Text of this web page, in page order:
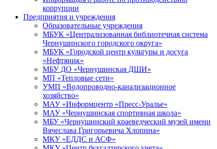
коррупции
Предприятия и учреждения
Образовательные учреждения
МБУК «Централизованная библиотечная система
Чернушинского городского округа»
МБУК «Городской центр культуры и досуга
«Нефтяник»
МБУ ДО «Чернушинская ДШИ»
МП «Тепловые сети»
УМП «Водопроводно-канализационное
хозяйство»
МАУ «Информцентр «Пресс-Уралье»
МАУ «Чернушинская спортивная школа»
МБУ «Чернушинский краеведческий музей имени
Вячеслава Григорьевича Хлопина»
МКУ «ЕДДС и АСФ»